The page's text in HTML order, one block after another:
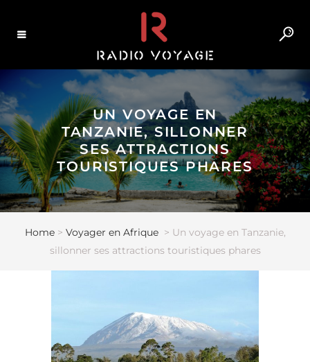
UN VOYAGE EN
TANZANIE, SILLONNER
SES ATTRACTIONS
TOURISTIQUES PHARES
Home> Voyager en Afrique > Un voyage en Tanzanie,
sillonner ses attractions touristiques phares